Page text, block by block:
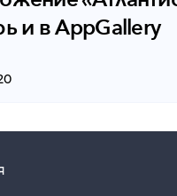
и в AppGallery